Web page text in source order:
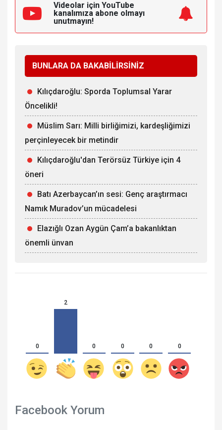
Videolar için YouTube
kanalımıza abone olmayı
unutmayın!
BUNLARA DA BAKABİLİRSİNİZ
Kılıçdaroğlu: Sporda Toplumsal Yarar
Öncelikli!
Müslim Sarı: Milli birliğimizi, kardeşliğimizi
perçinleyecek bir metindir
Kılıçdaroğlu'dan Terörsüz Türkiye için 4
öneri
Batı Azerbaycan’ın sesi: Genç araştırmacı
Namık Muradov’un mücadelesi
Elazığlı Ozan Aygün Çam’a bakanlıktan
önemli ünvan
0
2
0 0 0 0
Facebook Yorum